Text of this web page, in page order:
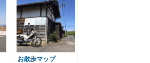
お散歩マップ